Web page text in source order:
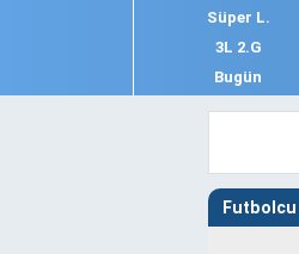
Süper L.
3L 2.G
Bugün